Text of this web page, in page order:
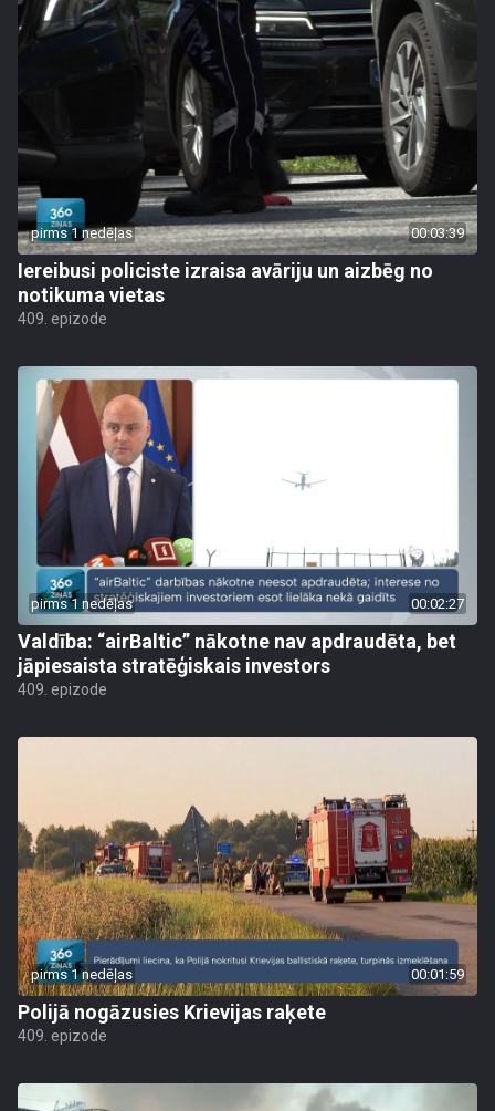
pirms 1 nedēļas 00:03:39
Iereibusi policiste izraisa avāriju un aizbēg no
notikuma vietas
409. epizode
pirms 1 nedēļas 00:02:27
Valdība: “airBaltic” nākotne nav apdraudēta, bet
jāpiesaista stratēģiskais investors
409. epizode
pirms 1 nedēļas 00:01:59
Polijā nogāzusies Krievijas raķete
409. epizode